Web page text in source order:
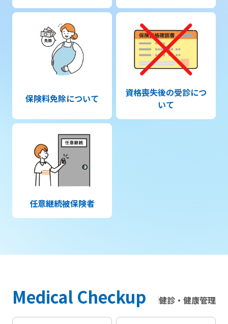
保険料免除について
資格喪失後の受診につ
いて
任意継続被保険者
Medical Checkup 健診・健康管理